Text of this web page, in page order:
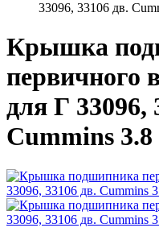
33096, 33106 дв.
Крышка
первичного
для Г 33096,
Cummins 3.8